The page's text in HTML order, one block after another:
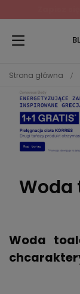
Strona główna
Woda
Woda